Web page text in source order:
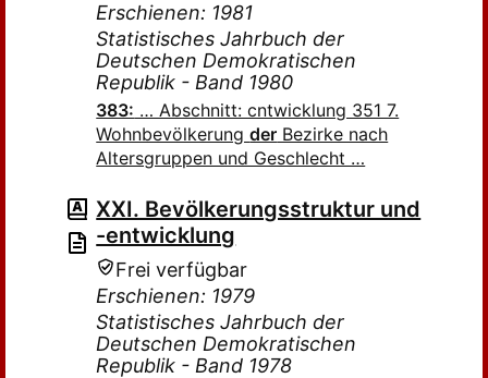
Erschienen: 1981
Statistisches Jahrbuch der
Deutschen Demokratischen
Republik - Band 1980
383: … Abschnitt: cntwicklung 351 7.
Wohnbevölkerungder Bezirke nach
Altersgruppen und Geschlecht …
XXI. Bevölkerungsstruktur und
-entwicklung
Frei verfügbar
Erschienen: 1979
Statistisches Jahrbuch der
Deutschen Demokratischen
Republik - Band 1978